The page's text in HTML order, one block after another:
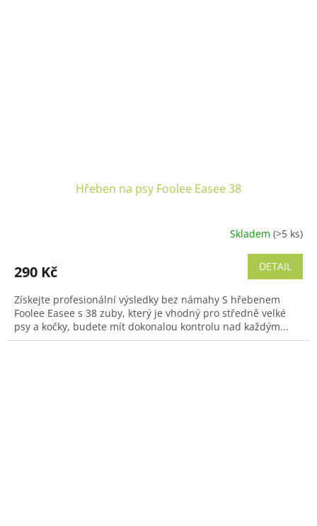
Hřeben na psy Foolee Easee 38
Skladem (>5 ks)
290 Kč DETAIL
Získejte profesionální výsledky bez námahy S hřebenem
Foolee Easee s 38 zuby, který je vhodný pro středně velké
psy a kočky, budete mít dokonalou kontrolu nad každým...